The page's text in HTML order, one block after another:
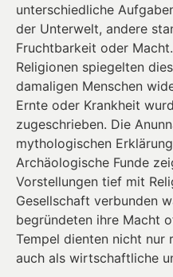
unterschiedliche
der Unterwelt, andere
Fruchtbarkeit oder
Religionen spiegelten
damaligen Menschen
Ernte oder Krankheit
zugeschrieben. Die
mythologischen
Archäologische Funde
Vorstellungen tief mit
Gesellschaft verbunden
begründeten ihre Macht
Tempel dienten nicht nur
auch als wirtschaftliche